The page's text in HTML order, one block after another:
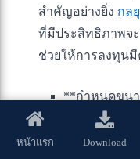
สำคัญอย่างยิ่ง กล
ที่มีประสิทธิภาพจ
ช่วยให้การลงทุนมี
**กำหนดขนา
Size):** ไม่
ยอมรับการ
หน้าแรก Download